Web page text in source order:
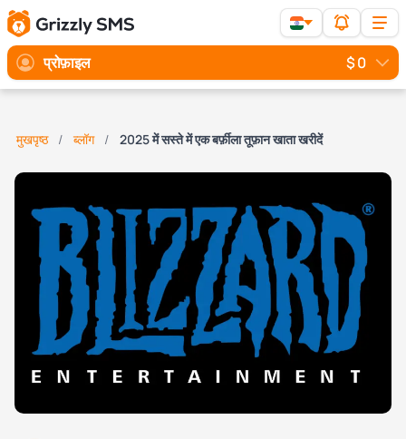
प्रोफ़ाइल $ 0
मुखपृष्ठ ब्लॉग 2025 में सस्ते में एक बर्फ़ीला तूफ़ान खाता खरीदें